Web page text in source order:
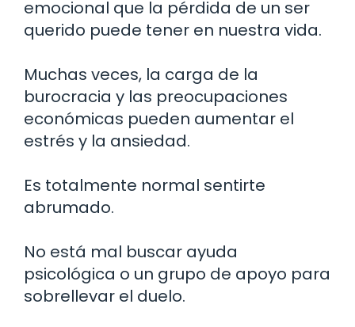
emocional que la pérdida de un ser
querido puede tener en nuestra vida.
Muchas veces, la carga de la
burocracia y las preocupaciones
económicas pueden aumentar el
estrés y la ansiedad.
Es totalmente normal sentirte
abrumado.
No está mal buscar ayuda
psicológica o un grupo de apoyo para
sobrellevar el duelo.